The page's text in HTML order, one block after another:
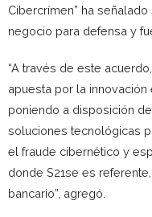
Cibercrímen” ha
negocio para defensa y
“A través de este
apuesta por la
poniendo a disposición
soluciones tecnológicas
el fraude cibernético y
donde S21se es
bancario”, agregó.